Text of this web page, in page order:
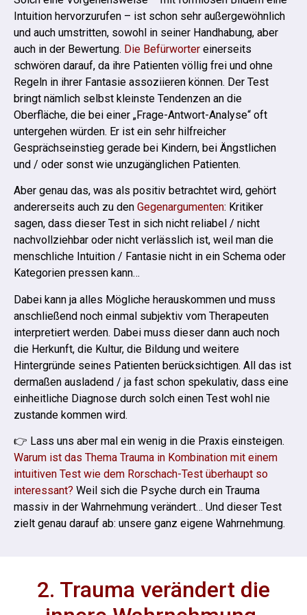
Intuition hervorzurufen – ist schon sehr außergewöhnlich
und auch umstritten, sowohl in seiner Handhabung, aber
auch in der Bewertung. Die Befürworter einerseits
schwören darauf, da ihre Patienten völlig frei und ohne
Regeln in ihrer Fantasie assoziieren können. Der Test
bringt nämlich selbst kleinste Tendenzen an die
Oberfläche, die bei einer „Frage-Antwort-Analyse“ oft
untergehen würden. Er ist ein sehr hilfreicher
Gesprächseinstieg gerade bei Kindern, bei Ängstlichen
und / oder sonst wie unzugänglichen Patienten.
Aber genau das, was als positiv betrachtet wird, gehört
andererseits auch zu den Gegenargumenten: Kritiker
sagen, dass dieser Test in sich nicht reliabel / nicht
nachvollziehbar oder nicht verlässlich ist, weil man die
menschliche Intuition / Fantasie nicht in ein Schema oder
Kategorien pressen kann…
Dabei kann ja alles Mögliche herauskommen und muss
anschließend noch einmal subjektiv vom Therapeuten
interpretiert werden. Dabei muss dieser dann auch noch
die Herkunft, die Kultur, die Bildung und weitere
Hintergründe seines Patienten berücksichtigen. All das ist
dermaßen ausladend / ja fast schon spekulativ, dass eine
einheitliche Diagnose durch solch einen Test wohl nie
zustande kommen wird.
👉 Lass uns aber mal ein wenig in die Praxis einsteigen.
Warum ist das Thema Trauma in Kombination mit einem
intuitiven Test wie dem Rorschach-Test überhaupt so
interessant? Weil sich die Psyche durch ein Trauma
massiv in der Wahrnehmung verändert… Und dieser Test
zielt genau darauf ab: unsere ganz eigene Wahrnehmung.
2. Trauma verändert die